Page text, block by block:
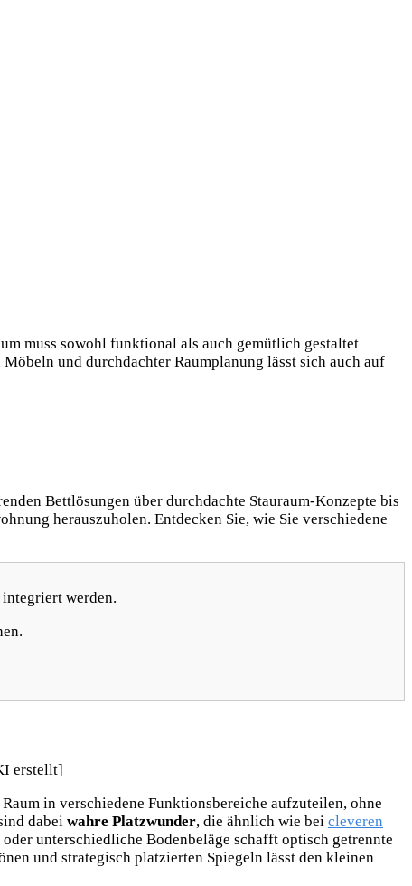
muss sowohl funktional als auch gemütlich gestaltet
und durchdachter Raumplanung lässt sich auch auf
Bettlösungen über durchdachte Stauraum-Konzepte bis
herauszuholen. Entdecken Sie, wie Sie verschiedene
werden.
in verschiedene Funktionsbereiche aufzuteilen, ohne
dabei wahre Platzwunder, die ähnlich wie bei cleveren
unterschiedliche Bodenbeläge schafft optisch getrennte
und strategisch platzierten Spiegeln lässt den kleinen